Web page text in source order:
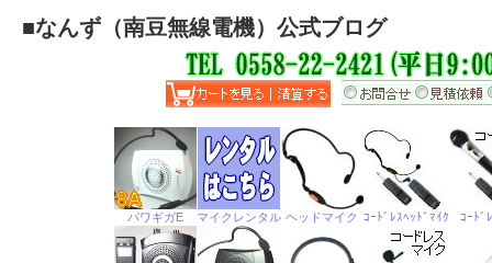
■なんず（南豆無線電機）公式ブログ